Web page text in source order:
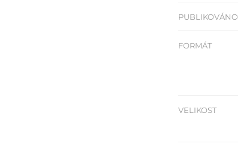
PUBLIKOVÁNO
FORMÁT
VELIKOST